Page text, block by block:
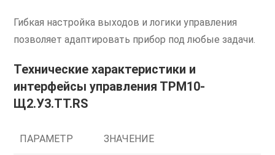
Гибкая настройка выходов и логики управления
позволяет адаптировать прибор под любые задачи.
Технические характеристики и
интерфейсы управления ТРМ10-
Щ2.У3.ТТ.RS
ПАРАМЕТР ЗНАЧЕНИЕ